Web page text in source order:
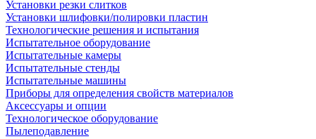
Установки резки слитков
Установки шлифовки/полировки пластин
Технологические решения и испытания
Испытательное оборудование
Испытательные камеры
Испытательные стенды
Испытательные машины
Приборы для определения свойств материалов
Аксессуары и опции
Технологическое оборудование
Пылеподавление